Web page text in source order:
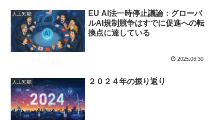
人工知能
EU AI法一時停止議論：グローバ
ルAI規制競争はすでに促進への転
換点に達している
2025.06.30
人工知能 ２０２４年の振り返り